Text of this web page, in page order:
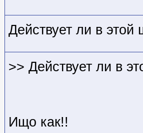
Действует ли в
>> Действует ли в
Ищо как!!